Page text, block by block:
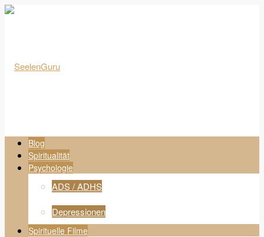
Blog
Spiritualität
Psychologie
ADS / ADHS
Depressionen
Spirituelle Filme